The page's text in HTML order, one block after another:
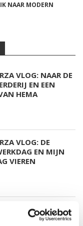
NAAR MODERN
VLOG: NAAR DE
EN EEN
HEMA
VLOG: DE
EN MIJN
VIEREN
VLOG: HET IS
REBEL IS JARIG!